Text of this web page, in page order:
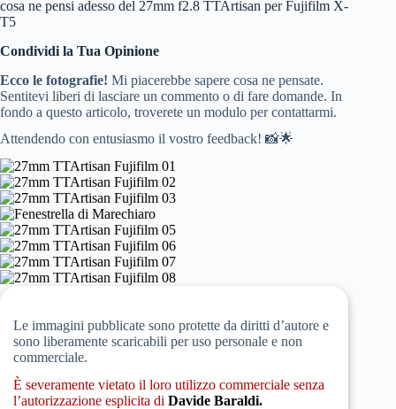
cosa ne pensi adesso del 27mm f2.8 TTArtisan per Fujifilm X-
T5
Condividi la Tua Opinione
Ecco le fotografie! Mi piacerebbe sapere cosa ne pensate.
Sentitevi liberi di lasciare un commento o di fare domande. In
fondo a questo articolo, troverete un modulo per contattarmi.
Attendendo con entusiasmo il vostro feedback! 📸🌟
Le immagini pubblicate sono protette da diritti d’autore e
sono liberamente scaricabili per uso personale e non
commerciale.
È severamente vietato il loro utilizzo commerciale senza
l’autorizzazione esplicita di Davide Baraldi.